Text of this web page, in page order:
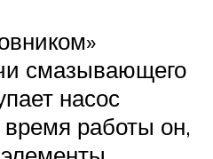
смазывающего
насос
работы он,